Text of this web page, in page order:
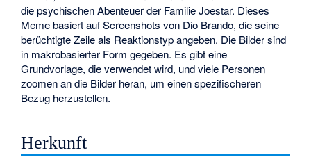
die psychischen Abenteuer der Familie Joestar. Dieses
Meme basiert auf Screenshots von Dio Brando, die seine
berüchtigte Zeile als Reaktionstyp angeben. Die Bilder sind
in makrobasierter Form gegeben. Es gibt eine
Grundvorlage, die verwendet wird, und viele Personen
zoomen an die Bilder heran, um einen spezifischeren
Bezug herzustellen.
Herkunft